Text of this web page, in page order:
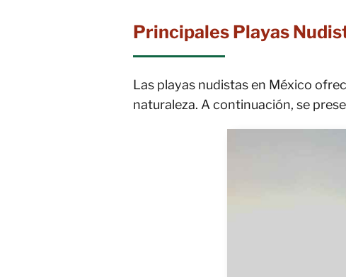
Principales Playas
Las playas nudistas en México
naturaleza. A continuación, se